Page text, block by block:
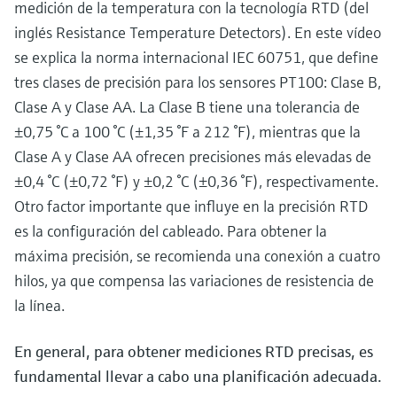
Visor de dispositivos
Encuentre información y documentación
específicas sobre los productos.
Buscador de repuestos
Encuentre repuestos por raíz del producto,
código de pedido o número de serie
electromecánico
Medición de nivel por barrera de
microondas
Level measurement with pressure
Ver todos
Medición mediante transmisión de
microondas
Memosens technology
Ver todos
la transparencia de los procesos
para una toma de decisiones más
sólida y fundamentada
medición de la temperatura con la tecnología RTD (del
inglés Resistance Temperature Detectors). En este vídeo
se explica la norma internacional IEC 60751, que define
tres clases de precisión para los sensores PT100: Clase B,
Clase A y Clase AA. La Clase B tiene una tolerancia de
±0,75 °C a 100 °C (±1,35 °F a 212 °F), mientras que la
Clase A y Clase AA ofrecen precisiones más elevadas de
±0,4 °C (±0,72 °F) y ±0,2 °C (±0,36 °F), respectivamente.
Otro factor importante que influye en la precisión RTD
es la configuración del cableado. Para obtener la
máxima precisión, se recomienda una conexión a cuatro
hilos, ya que compensa las variaciones de resistencia de
la línea.
En general, para obtener mediciones RTD precisas, es
fundamental llevar a cabo una planificación adecuada.